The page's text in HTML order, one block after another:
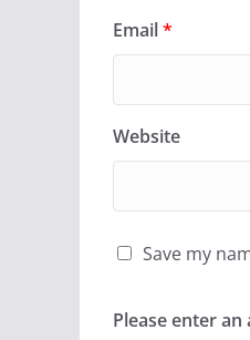
Email*
Website
Save my
Please enter